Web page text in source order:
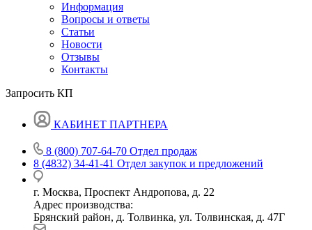
Информация
Вопросы и ответы
Статьи
Новости
Отзывы
Контакты
Запросить КП
КАБИНЕТ ПАРТНЕРА
8 (800) 707-64-70 Отдел продаж
8 (4832) 34-41-41 Отдел закупок и предложений
г. Москва, Проспект Андропова, д. 22
Адрес производства:
Брянский район, д. Толвинка, ул. Толвинская, д. 47Г